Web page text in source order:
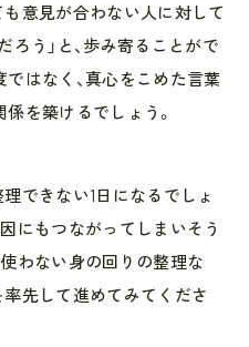
意見が合わない人に対して
ろう」と、歩み寄ることがで
はなく、真心をこめた言葉
を築けるでしょう。
できない1日になるでしょ
にもつながってしまいそう
わない身の回りの整理な
率先して進めてみてくださ